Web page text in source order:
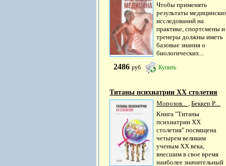
Чтобы применять
результаты
исследований на
практике, спортсмены и
тренеры должны иметь
базовые знания о
биологических...
2486 руб Купить
Титаны психиатрии XX столетия
Морозов... , Беккер Р....
Книга "Титаны
психиатрии XX
столетия" посвящена
четырем великим
ученым XX века,
внесшим в свое время
наиболее значительный